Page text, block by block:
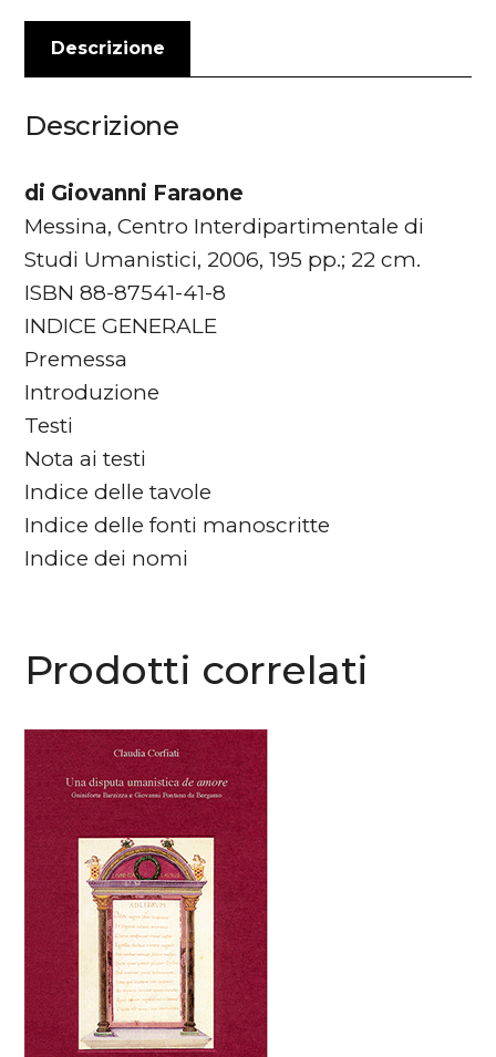
Descrizione
Descrizione
di Giovanni Faraone
Messina, Centro Interdipartimentale di
Studi Umanistici, 2006, 195 pp.; 22 cm.
ISBN 88-87541-41-8
INDICE GENERALE
Premessa
Introduzione
Testi
Nota ai testi
Indice delle tavole
Indice delle fonti manoscritte
Indice dei nomi
Prodotti correlati